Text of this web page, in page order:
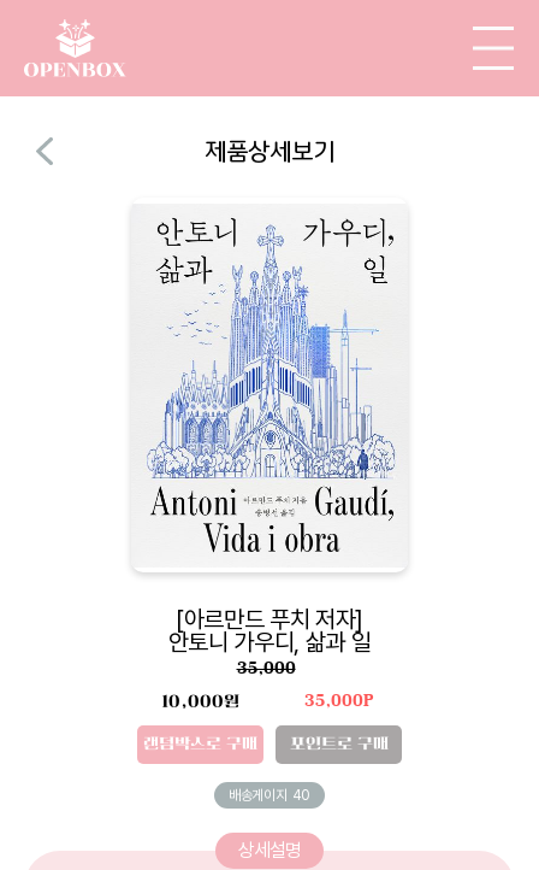
제품상세보기
[아르만드 푸치 저자]
안토니 가우디, 삶과 일
35,000
10,000원
랜덤박스로 구매
35,000P
포인트로 구매
배송게이지 40
상세설명